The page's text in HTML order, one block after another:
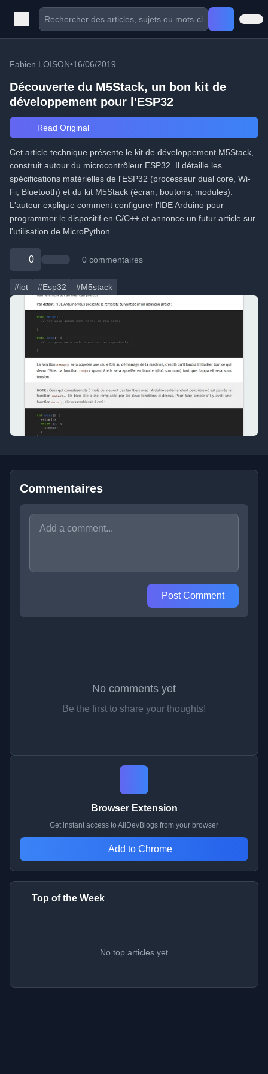
Fabien LOISON•16/06/2019
Découverte du M5Stack, un bon kit de
développement pour l'ESP32
Read Original
Cet article technique présente le kit de développement M5Stack,
construit autour du microcontrôleur ESP32. Il détaille les
spécifications matérielles de l'ESP32 (processeur dual core, Wi-
Fi, Bluetooth) et du kit M5Stack (écran, boutons, modules).
L'auteur explique comment configurer l'IDE Arduino pour
programmer le dispositif en C/C++ et annonce un futur article sur
l'utilisation de MicroPython.
0 0 commentaires
#iot #Esp32 #M5stack
Commentaires
Post Comment
No comments yet
Be the first to share your thoughts!
Browser Extension
Get instant access to AllDevBlogs from your browser
Add to Chrome
Top of the Week
No top articles yet